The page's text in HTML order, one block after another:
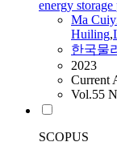
energy
Ma
Huiling,
한국물
2023
Current
Vol.55
SCOPUS